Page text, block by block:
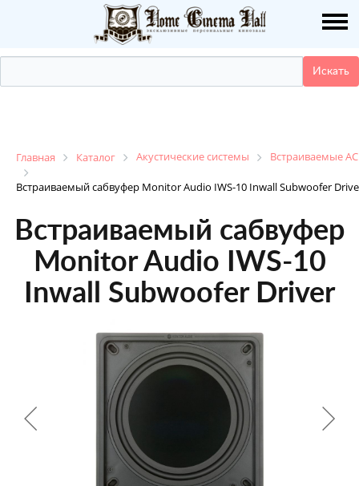
Главная Каталог Акустические системы Встраиваемые АС
Встраиваемый сабвуфер Monitor Audio IWS-10 Inwall Subwoofer
О НАС
КАТАЛОГ
НАШИ РАБОТЫ
ДЕМО ЗАЛ
КОНТАКТЫ
+7 495-951-3751
+7 495-951-3646
Ежедневно 10:00-20:00
info@h-c-h.ru
Встраиваемый сабвуфер
Monitor Audio IWS-10
Inwall Subwoofer Driver